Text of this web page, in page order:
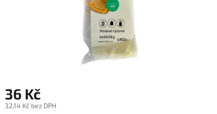
36 Kč
32,14 Kč bez DPH